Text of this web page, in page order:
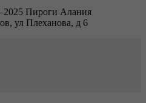
Пироги Алания
ул Плеханова, д 6